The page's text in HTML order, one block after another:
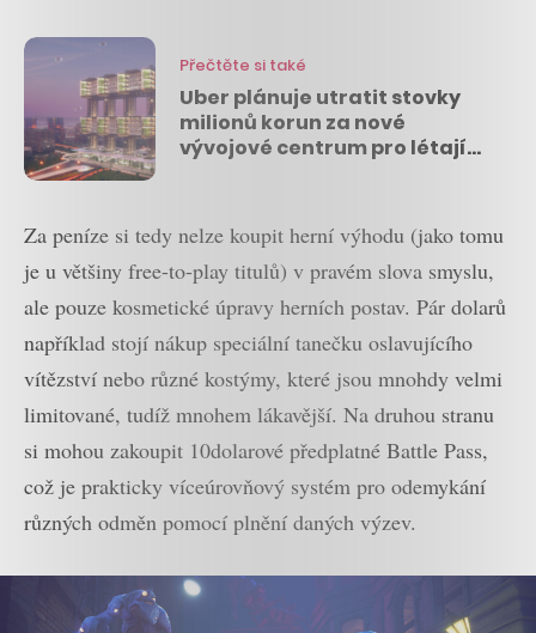
Přečtěte si také
Uber plánuje utratit stovky
milionů korun za nové
vývojové centrum pro létající
Za peníze si tedy nelze koupit herní výhodu (jako tomu
je u většiny free-to-play titulů) v pravém slova smyslu,
ale pouze kosmetické úpravy herních postav. Pár dolarů
například stojí nákup speciální tanečku oslavujícího
vítězství nebo různé kostýmy, které jsou mnohdy velmi
limitované, tudíž mnohem lákavější. Na druhou stranu
si mohou zakoupit 10dolarové předplatné Battle Pass,
což je prakticky víceúrovňový systém pro odemykání
různých odměn pomocí plnění daných výzev.